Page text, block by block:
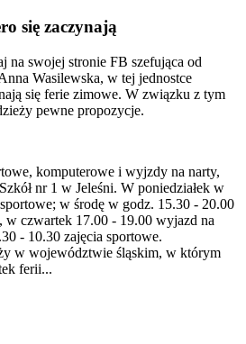
się zaczynają
na swojej stronie FB szefująca od
Wasilewska, w tej jednostce
się ferie zimowe. W związku z tym
pewne propozycje.
komputerowe i wyjzdy na narty,
nr 1 w Jeleśni. W poniedziałek w
w środę w godz. 15.30 - 20.00
w czwartek 17.00 - 19.00 wyjazd na
- 10.30 zajęcia sportowe.
w województwie śląskim, w którym
ferii...